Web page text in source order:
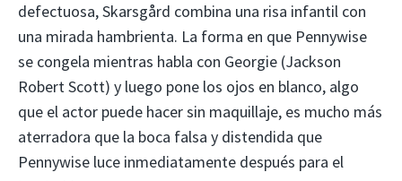
defectuosa, Skarsgård combina una risa infantil con
una mirada hambrienta. La forma en que Pennywise
se congela mientras habla con Georgie (Jackson
Robert Scott) y luego pone los ojos en blanco, algo
que el actor puede hacer sin maquillaje, es mucho más
aterradora que la boca falsa y distendida que
Pennywise luce inmediatamente después para el